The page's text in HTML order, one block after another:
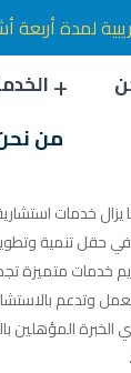
لمدة أربعة
من
خدمات
تنمية
متميزة
بالاستشارات